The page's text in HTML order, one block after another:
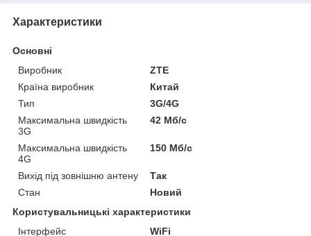
Характеристики
Основні
Виробник
ZTE
Країна виробник
Китай
Тип
3G/4G
Максимальна швидкість
3G
42 Мб/с
Максимальна швидкість
4G
150 Мб/с
Вихід під зовнішню антену
Так
Стан
Новий
Користувальницькі характеристики
Інтерфейс
WiFi